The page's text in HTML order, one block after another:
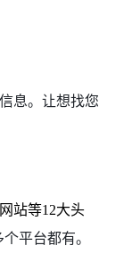
息。让想找您
站等12大头
个平台都有。